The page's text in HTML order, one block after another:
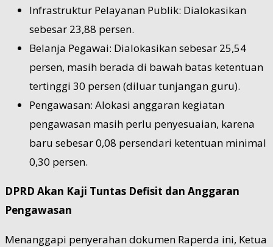
Infrastruktur Pelayanan Publik: Dialokasikan
sebesar 23,88 persen.
Belanja Pegawai: Dialokasikan sebesar 25,54
persen, masih berada di bawah batas ketentuan
tertinggi 30 persen (diluar tunjangan guru).
Pengawasan: Alokasi anggaran kegiatan
pengawasan masih perlu penyesuaian, karena
baru sebesar 0,08 persendari ketentuan minimal
0,30 persen.
DPRD Akan Kaji Tuntas Defisit dan Anggaran
Pengawasan
Menanggapi penyerahan dokumen Raperda ini, Ketua